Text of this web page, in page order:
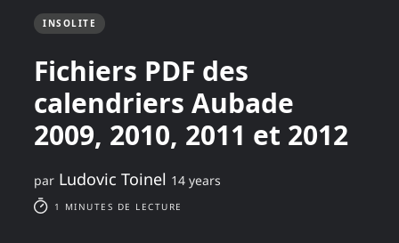
INSOLITE
Fichiers PDF des
calendriers Aubade
2009, 2010, 2011 et 2012
par Ludovic Toinel 14 years
1 MINUTES DE LECTURE